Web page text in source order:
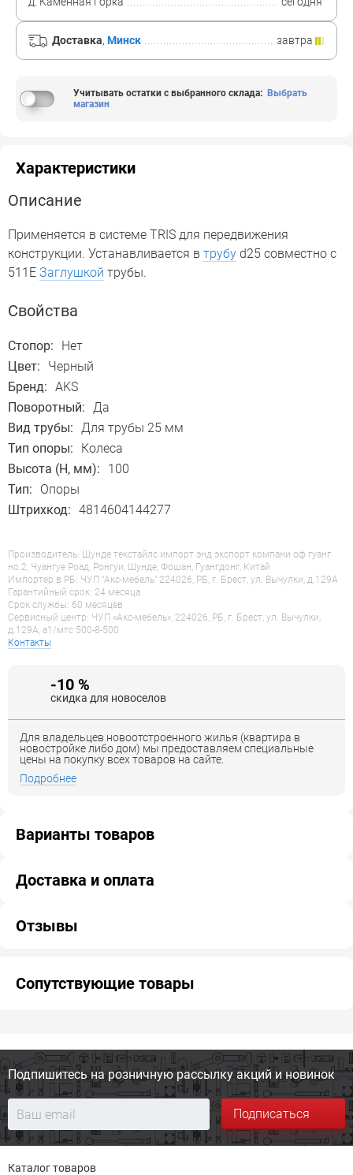
Доставка, Минск завтра
Учитывать остатки с выбранного склада: Выбрать
магазин
Характеристики
Описание
Применяется в системе TRIS для передвижения
конструкции. Устанавливается в трубу d25 совместно с
511Е Заглушкой трубы.
Свойства
Стопор:
Нет
Цвет:
Черный
Бренд: AKS
Поворотный: Да
Вид трубы: Для трубы 25 мм
Тип опоры:
Колеса
Высота (H, мм):
100
Тип:
Опоры
Штрихкод: 4814604144277
Производитель: Шунде текстайлс импорт энд экспорт компани оф гуанг
но.2, Чуангуе Роад, Ронгуи, Шунде, Фошан, Гуангдонг, Китай
Импортер в РБ: ЧУП "Акс-мебель" 224026, РБ, г. Брест, ул. Вычулки, д.129А
Гарантийный срок: 24 месяца
Срок службы: 60 месяцев
Сервисный центр: ЧУП «Акс-мебель», 224026, РБ, г. Брест, ул. Вычулки,
д.129А, a1/мтс 500-8-500
Контакты
-10 %
скидка для новоселов
Для владельцев новоотстроенного жилья (квартира в
новостройке либо дом) мы предоставляем специальные
цены на покупку всех товаров на сайте.
Подробнее
Варианты товаров
Доставка и оплата
Отзывы
Сопутствующие товары
Подпишитесь на розничную рассылку акций и новинок
Подписаться
Каталог товаров